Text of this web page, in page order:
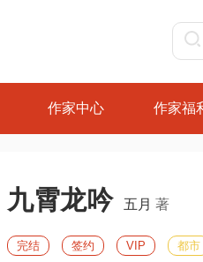
作家中心 作家福
九霄龙吟 五月 著
完结 签约 VIP 都市